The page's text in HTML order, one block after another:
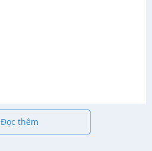
Đọc thêm